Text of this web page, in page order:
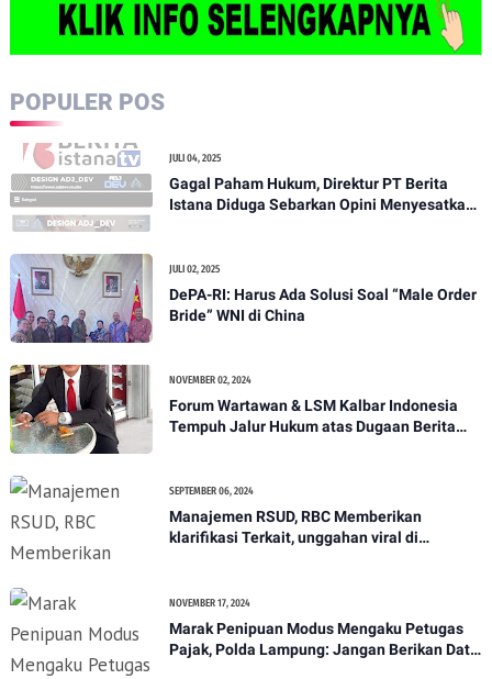
POPULER POS
JULI 04, 2025
Gagal Paham Hukum, Direktur PT Berita
Istana Diduga Sebarkan Opini Menyesatkan
JULI 02, 2025
DePA-RI: Harus Ada Solusi Soal “Male Order
Bride” WNI di China
NOVEMBER 02, 2024
Forum Wartawan & LSM Kalbar Indonesia
Tempuh Jalur Hukum atas Dugaan Berita
SEPTEMBER 06, 2024
Manajemen RSUD, RBC Memberikan
klarifikasi Terkait, unggahan viral di
NOVEMBER 17, 2024
Marak Penipuan Modus Mengaku Petugas
Pajak, Polda Lampung: Jangan Berikan Data